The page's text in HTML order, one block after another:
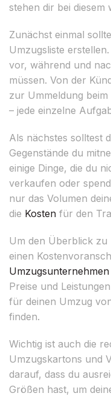
stehen dir bei diesem
Zunächst einmal
Umzugsliste
vor, während und
müssen. Von der
zur Ummeldung
– jede einzelne
Als nächstes solltest
Gegenstände du
einige Dinge, die du
verkaufen oder
nur das Volumen
die Kosten für den
Um den Überblick zu
einen
Umzugsunternehmen
Preise und
für deinen Umzug
finden.
Wichtig ist auch die
Umzugskartons und
darauf, dass du
Größen hast, um